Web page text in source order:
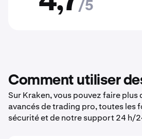
/5
Comment utiliser
Sur Kraken, vous pouvez faire
avancés de trading pro, toutes les
sécurité et de notre support 24 h/